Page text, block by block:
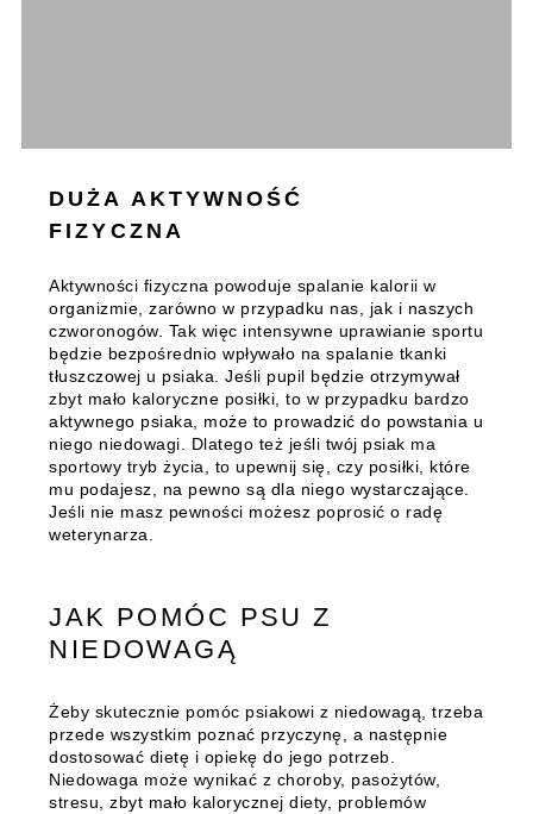
DUŻA AKTYWNOŚĆ
FIZYCZNA
Aktywności fizyczna powoduje spalanie kalorii w
organizmie, zarówno w przypadku nas, jak i naszych
czworonogów. Tak więc intensywne uprawianie sportu
będzie bezpośrednio wpływało na spalanie tkanki
tłuszczowej u psiaka. Jeśli pupil będzie otrzymywał
zbyt mało kaloryczne posiłki, to w przypadku bardzo
aktywnego psiaka, może to prowadzić do powstania u
niego niedowagi. Dlatego też jeśli twój psiak ma
sportowy tryb życia, to upewnij się, czy posiłki, które
mu podajesz, na pewno są dla niego wystarczające.
Jeśli nie masz pewności możesz poprosić o radę
weterynarza.
JAK POMÓC PSU Z
NIEDOWAGĄ
Żeby skutecznie pomóc psiakowi z niedowagą, trzeba
przede wszystkim poznać przyczynę, a następnie
dostosować dietę i opiekę do jego potrzeb.
Niedowaga może wynikać z choroby, pasożytów,
stresu, zbyt mało kalorycznej diety, problemów